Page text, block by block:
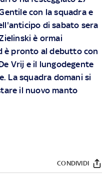
con la squadra e
di sabato sera
è ormai
è pronto al debutto con
Vrij e il lungodegente
La squadra domani si
il nuovo manto
CONDIVIDI